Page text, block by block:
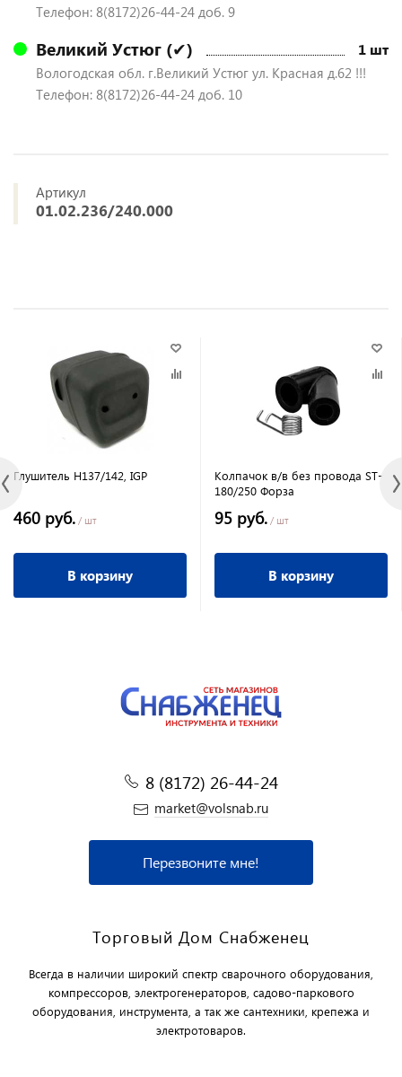
Телефон: 8(8172)26-44-24 доб. 9
Великий Устюг (✔) 1 шт
Вологодская обл. г.Великий Устюг ул. Красная д.62 !!!
Телефон: 8(8172)26-44-24 доб. 10
Артикул
01.02.236/240.000
Глушитель Н137/142, IGP
460 руб. / шт
В корзину
Колпачок в/в без провода ST-
180/250 Форза
95 руб. / шт
В корзину
8 (8172) 26-44-24
market@volsnab.ru
Перезвоните мне!
Торговый Дом Снабженец
Всегда в наличии широкий спектр сварочного оборудования,
компрессоров, электрогенераторов, садово-паркового
оборудования, инструмента, а так же сантехники, крепежа и
электротоваров.